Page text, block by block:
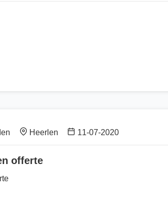
Heerlen 11-07-2020
offerte